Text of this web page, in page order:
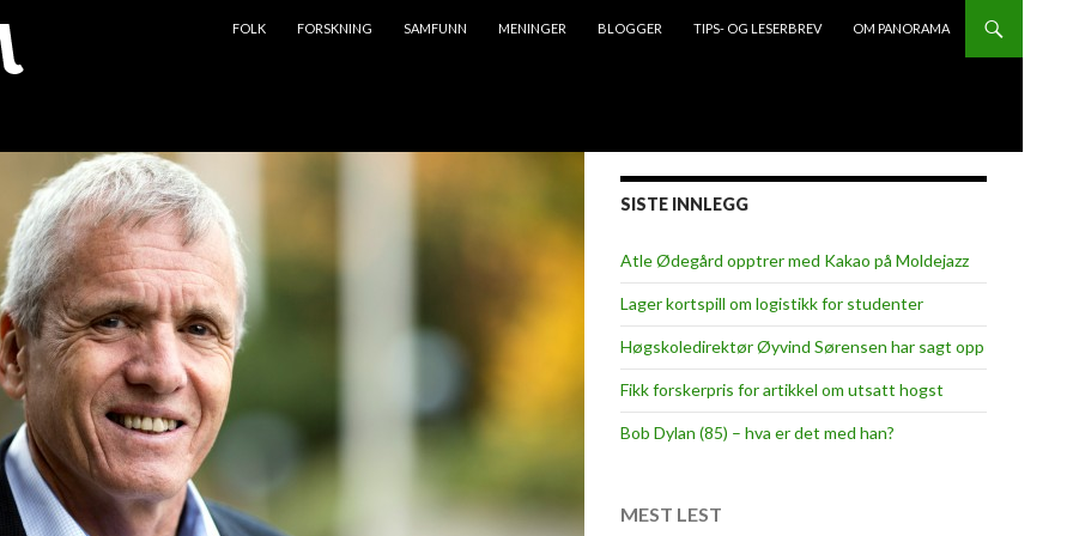
FOLK
FORSKNING SAMFUNN MENINGER BLOGGER TIPS- OG LESERBREV OM PANORAMA
SISTE INNLEGG
Atle Ødegård opptrer med Kakao på Moldejazz
Lager kortspill om logistikk for studenter
Høgskoledirektør Øyvind Sørensen har sagt opp
Fikk forskerpris for artikkel om utsatt hogst
Bob Dylan (85) – hva er det med han?
MEST LEST